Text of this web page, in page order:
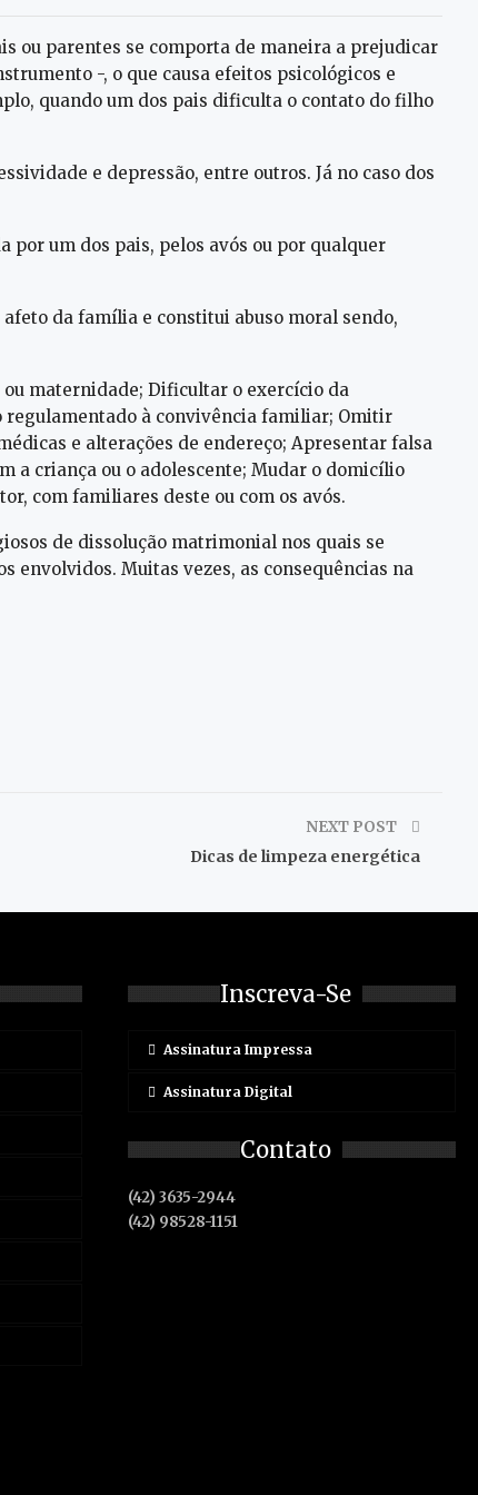
ou parentes se comporta de maneira a prejudicar
-, o que causa efeitos psicológicos e
quando um dos pais dificulta o contato do filho
e depressão, entre outros. Já no caso dos
um dos pais, pelos avós ou por qualquer
da família e constitui abuso moral sendo,
maternidade; Dificultar o exercício da
à convivência familiar; Omitir
e alterações de endereço; Apresentar falsa
a criança ou o adolescente; Mudar o domicílio
com familiares deste ou com os avós.
de dissolução matrimonial nos quais se
envolvidos. Muitas vezes, as consequências na
NEXT POST
Dicas de limpeza energética
Inscreva-Se
Assinatura Impressa
Assinatura Digital
Contato
(42) 3635-2944
(42) 98528-1151